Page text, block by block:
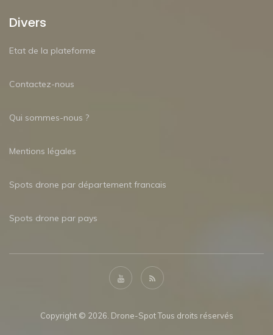
Divers
Etat de la plateforme
Contactez-nous
Qui sommes-nous ?
Mentions légales
Spots drone par département francais
Spots drone par pays
Copyright © 2026. Drone-Spot Tous droits réservés